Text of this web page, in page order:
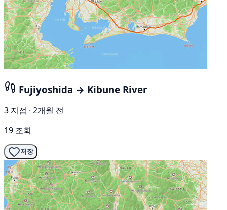
Fujiyoshida → Kibune River
3 지점 · 2개월 전
19 조회
저장